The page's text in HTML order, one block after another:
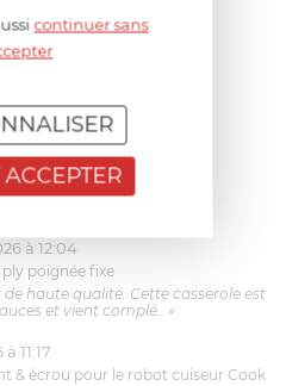
à 12:04
ply poignée fixe
haute qualité. Cette casserole est
et vient complé...»
11:17
& écrou pour le robot cuiseur Cook
continuer sans